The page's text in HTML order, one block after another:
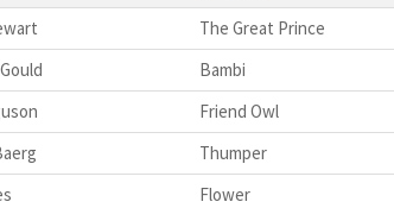
The Great Prince
Bambi
Friend Owl
Thumper
Flower